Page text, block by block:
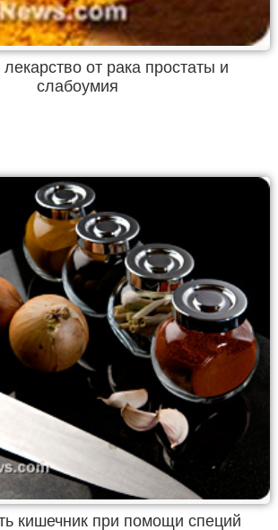
от рака простаты и
слабоумия
кишечник при помощи специй